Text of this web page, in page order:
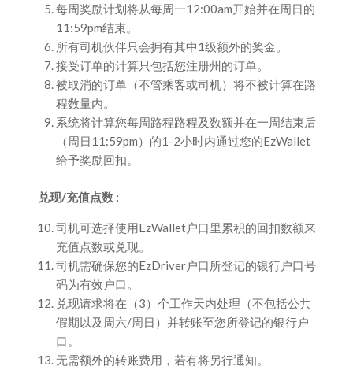
每周奖励计划将从每周一12:00am开始并在周日的
11:59pm结束。
所有司机伙伴只会拥有其中1级额外的奖金。
接受订单的计算只包括您注册州的订单。
被取消的订单（不管乘客或司机）将不被计算在路
程数量内。
系统将计算您每周路程路程及数额并在一周结束后
（周日11:59pm）的1-2小时内通过您的EzWallet
给予奖励回扣。
兑现/充值点数 :
司机可选择使用EzWallet户口里累积的回扣数额来
充值点数或兑现。
司机需确保您的EzDriver户口所登记的银行户口号
码为有效户口。
兑现请求将在（3）个工作天内处理（不包括公共
假期以及周六/周日）并转账至您所登记的银行户
口。
无需额外的转账费用，若有将另行通知。